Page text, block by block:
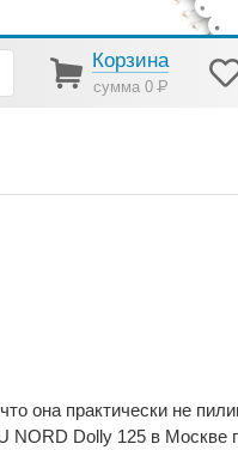
Корзина
сумма 0Р
она практически не
NORD Dolly 125 в Москве